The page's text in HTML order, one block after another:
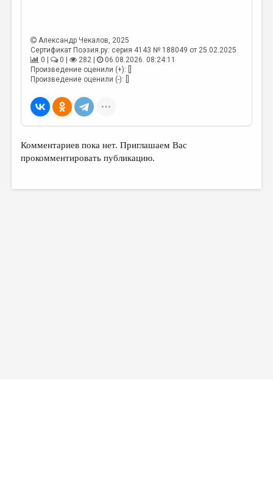
Александр Чекалов , 2025
Сертификат Поэзия.ру: серия 4143 № 188049 от 25.02.2025
0 |
0 | 282 |
06.08.2026. 08:24:11
Произведение оценили (+): []
Произведение оценили (-): []
Комментариев пока нет. Приглашаем Вас
прокомментировать публикацию.